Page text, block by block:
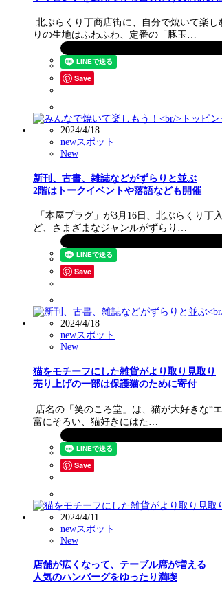
北ぶらくり丁商店街に、自分で焼いて楽
りの生地はふわふわ、定番の「豚玉…
Save
2024/4/18
newスポット
New
新刊、古書、雑誌などがずらりと並ぶ
2階はトークイベントや落語なども開催
「本屋プラグ」が3月16日、北ぶらくり
ど、さまざまなジャンルがずらり…
Save
2024/4/18
newスポット
New
猫をモチーフにした雑貨がより取り見取り
売り上げの一部は保護猫のために寄付
店名の「笑のころ堂」は、猫が大好きな“
富にそろい、猫好きにはた…
Save
2024/4/11
newスポット
New
店舗が広くなって、テーブル席が増える
人気のハンバーグをゆったり満喫